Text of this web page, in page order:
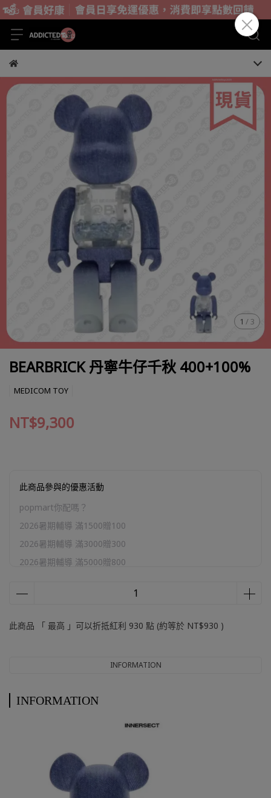
1 / 3
BEARBRICK 丹寧牛仔千秋 400+100%
MEDICOM TOY
NT$9,300
此商品參與的優惠活動
popmart你配嗎？
2026暑期輔導 滿1500贈100
2026暑期輔導 滿3000贈300
2026暑期輔導 滿5000贈800
官網加購區
此商品 「 最高 」可以折抵紅利 930 點 (約等於 NT$930 )
INFORMATION
INFORMATION